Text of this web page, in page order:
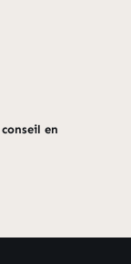
en